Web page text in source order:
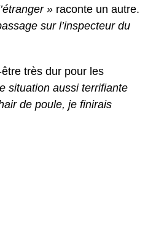
» raconte un autre.
sur l’inspecteur du
très dur pour les
situation aussi terrifiante
de poule, je finirais